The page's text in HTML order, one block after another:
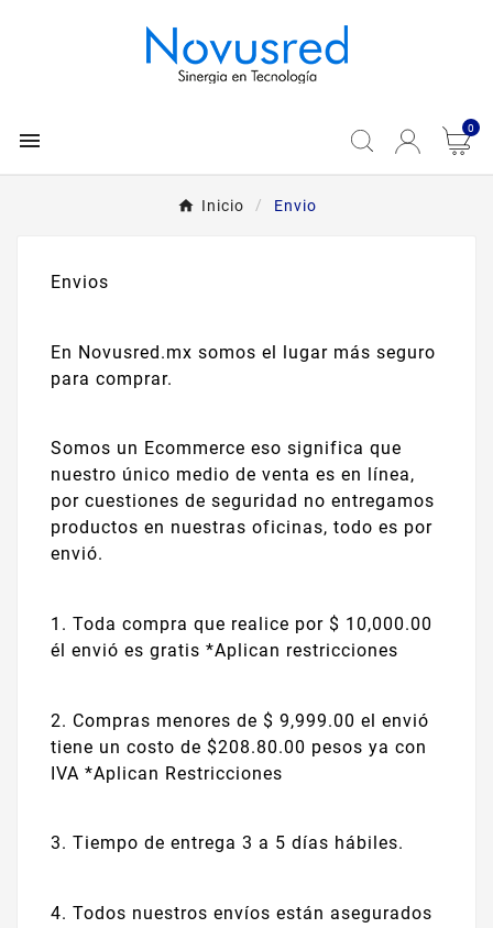
 0
Inicio Envio
Envios
En Novusred.mx somos el lugar más seguro
para comprar.
Somos un Ecommerce eso significa que
nuestro único medio de venta es en línea,
por cuestiones de seguridad no entregamos
productos en nuestras oficinas, todo es por
envió.
1. Toda compra que realice por $ 10,000.00
él envió es gratis *Aplican restricciones
2. Compras menores de $ 9,999.00 el envió
tiene un costo de $208.80.00 pesos ya con
IVA *Aplican Restricciones
3. Tiempo de entrega 3 a 5 días hábiles.
4. Todos nuestros envíos están asegurados